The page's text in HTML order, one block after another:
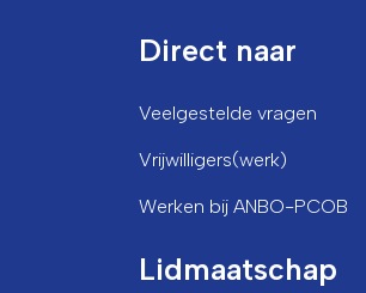
Direct naar
Veelgestelde vragen
Vrijwilligers(werk)
Werken bij ANBO-PCOB
Lidmaatschap